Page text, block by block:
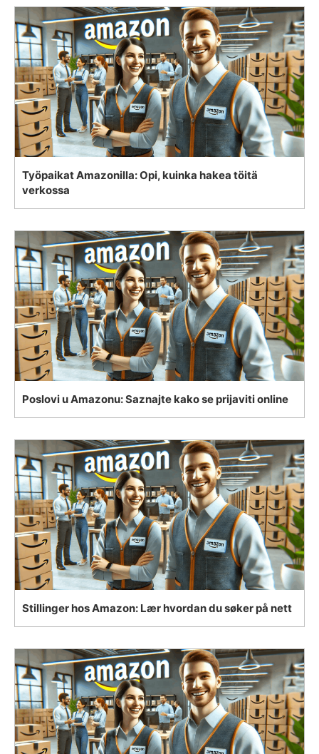
Työpaikat Amazonilla: Opi, kuinka hakea töitä
verkossa
Poslovi u Amazonu: Saznajte kako se prijaviti online
Stillinger hos Amazon: Lær hvordan du søker på nett